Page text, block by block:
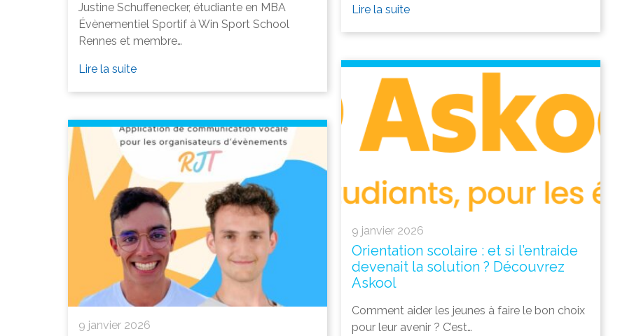
Justine Schuffenecker, étudiante en MBA
Évènementiel Sportif à Win Sport School
Rennes et membre…
Lire la suite
Lire la suite
9 janvier 2026
Orientation scolaire : et si l’entraide
devenait la solution ? Découvrez
Askool
Comment aider les jeunes à faire le bon choix
pour leur avenir ? C’est…
9 janvier 2026